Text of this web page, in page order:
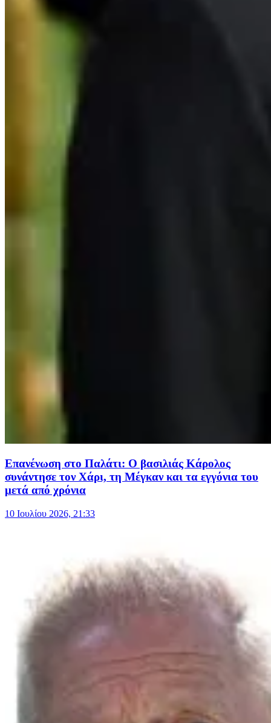
Επανένωση στο Παλάτι: Ο βασιλιάς Κάρολος
συνάντησε τον Χάρι, τη Μέγκαν και τα εγγόνια του
μετά από χρόνια
10 Ιουλίου 2026, 21:33